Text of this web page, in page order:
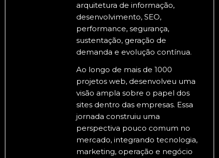
arquitetura de informação,
desenvolvimento, SEO,
performance, segurança,
sustentação, geração de
demanda e evolução contínua.
Ao longo de mais de 1000
projetos web, desenvolveu uma
visão ampla sobre o papel dos
sites dentro das empresas. Essa
jornada construiu uma
perspectiva pouco comum no
mercado, integrando tecnologia,
marketing, operação e negócio